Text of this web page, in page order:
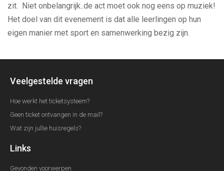
zit. Niet onbelangrijk..de act moet ook nog eens op muziek!
Het doel van dit evenement is dat alle leerlingen op hun
eigen manier met sport en samenwerking bezig zijn.
Veelgestelde vragen
Hoe werkt het ticketsysteem?
Geen ticket ontvangen in de mail?
Wat zijn jullie huisregels?
Links
Gevonden voorwerpen